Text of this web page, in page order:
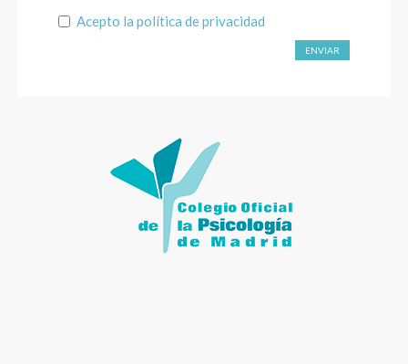
Acepto lapolítica de privacidad
ENVIAR